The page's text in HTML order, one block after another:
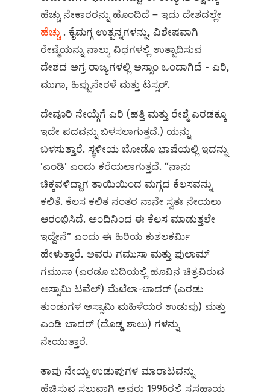
ಹೆಚ್ಚು ನೇಕಾರರನ್ನು ಹೊಂದಿದೆ – ಇದು ದೇಶದಲ್ಲೇ
ಹೆಚ್ಚು . ಕೈಮಗ್ಗ ಉತ್ಪನ್ನಗಳನ್ನು, ವಿಶೇಷವಾಗಿ
ರೇಷ್ಮೆಯನ್ನು ನಾಲ್ಕು ವಿಧಗಳಲ್ಲಿ ಉತ್ಪಾದಿಸುವ
ದೇಶದ ಅಗ್ರ ರಾಜ್ಯಗಳಲ್ಲಿ ಅಸ್ಸಾಂ ಒಂದಾಗಿದೆ - ಎರಿ,
ಮುಗಾ, ಹಿಪ್ಪುನೇರಳೆ ಮತ್ತು ಟಸ್ಸರ್.
ದೇವೂರಿ ನೇಯ್ಗೆಗೆ ಎರಿ (ಹತ್ತಿ ಮತ್ತು ರೇಶ್ಮೆ ಎರಡಕ್ಕೂ
ಇದೇ ಪದವನ್ನು ಬಳಸಲಾಗುತ್ತದೆ.) ಯನ್ನು
ಬಳಸುತ್ತಾರೆ. ಸ್ಥಳೀಯ ಬೋಡೊ ಭಾಷೆಯಲ್ಲಿ ಇದನ್ನು
ʼಎಂಡಿʼ ಎಂದು ಕರೆಯಲಾಗುತ್ತದೆ. “ನಾನು
ಚಿಕ್ಕವಳಿದ್ದಾಗ ತಾಯಿಯಿಂದ ಮಗ್ಗದ ಕೆಲಸವನ್ನು
ಕಲಿತೆ. ಕೆಲಸ ಕಲಿತ ನಂತರ ನಾನೇ ಸ್ವತಃ ನೇಯಲು
ಆರಂಭಿಸಿದೆ. ಅಂದಿನಿಂದ ಈ ಕೆಲಸ ಮಾಡುತ್ತಲೇ
ಇದ್ದೇನೆ” ಎಂದು ಈ ಹಿರಿಯ ಕುಶಲಕರ್ಮಿ
ಹೇಳುತ್ತಾರೆ. ಅವರು ಗಮುಸಾ ಮತ್ತು ಫುಲಾಮ್‌
ಗಮುಸಾ (ಎರಡೂ ಬದಿಯಲ್ಲಿ ಹೂವಿನ ಚಿತ್ರವಿರುವ
ಅಸ್ಸಾಮಿ ಟವೆಲ್)‌ ಮೆಖೆಲಾ-ಚಾದರ್‌ (ಎರಡು
ತುಂಡುಗಳ ಅಸ್ಸಾಮಿ ಮಹಿಳೆಯರ ಉಡುಪು) ಮತ್ತು
ಎಂಡಿ ಚಾದರ್‌ (ದೊಡ್ಡ ಶಾಲು) ಗಳನ್ನು
ನೇಯುತ್ತಾರೆ.
ತಾವು ನೇಯ್ದ ಉಡುಪುಗಳ ಮಾರಾಟವನ್ನು
ಹೆಚ್ಚಿಸುವ ಸಲುವಾಗಿ ಅವರು 1996ರಲ್ಲಿ ಸ್ವಸಹಾಯ